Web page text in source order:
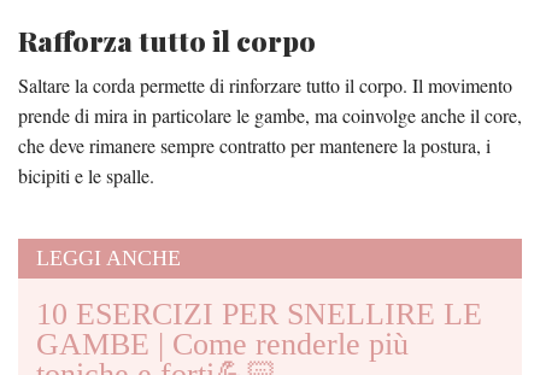
Rafforza tutto il corpo
Saltare la corda permette di rinforzare tutto il corpo. Il movimento
prende di mira in particolare le gambe, ma coinvolge anche il core,
che deve rimanere sempre contratto per mantenere la postura, i
bicipiti e le spalle.
LEGGI ANCHE
10 ESERCIZI PER SNELLIRE LE
GAMBE | Come renderle più